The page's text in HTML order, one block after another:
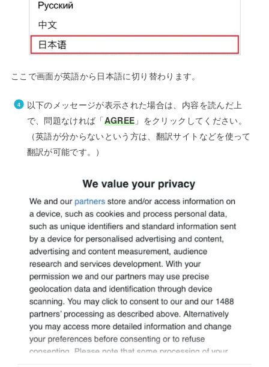
ここで画面が英語から日本語に切り替わります。
以下のメッセージが表示された場合は、内容を読んだ上
で、問題なければ「AGREE 」をクリックしてください。
（英語が分からないという方は、翻訳サイトなどを使って
翻訳が可能です。）